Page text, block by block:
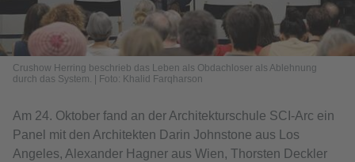
Crushow Herring beschrieb das Leben als Obdachloser als Ablehnung
durch das System. | Foto: Khalid Farqharson
Am 24. Oktober fand an der Architekturschule SCI-Arc ein
Panel mit den Architekten Darin Johnstone aus Los
Angeles, Alexander Hagner aus Wien, Thorsten Deckler